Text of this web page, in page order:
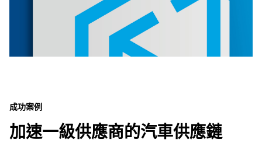
成功案例
加速一級供應商的汽車供應鏈